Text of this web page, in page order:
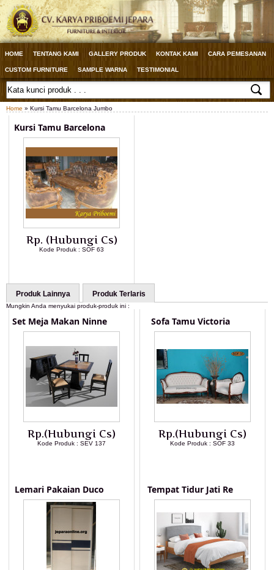
HOME TENTANG KAMI GALLERY PRODUK KONTAK KAMI CARA PEMESANAN
CUSTOM FURNITURE SAMPLE WARNA TESTIMONIAL
Home » Kursi Tamu Barcelona Jumbo
Kursi Tamu Barcelona
Rp. (Hubungi Cs)
Kode Produk : SOF 63
Produk Lainnya Produk Terlaris
Mungkin Anda menyukai produk-produk ini :
Set Meja Makan Ninne
Rp.(Hubungi Cs)
Kode Produk : SEV 137
Sofa Tamu Victoria
Rp.(Hubungi Cs)
Kode Produk : SOF 33
Lemari Pakaian Duco Tempat Tidur Jati Re